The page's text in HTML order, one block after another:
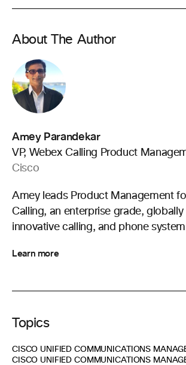
About The Author
Amey Parandekar
VP, Webex Calling Product
Cisco
Amey leads Product Management
Calling, an enterprise grade, globally
innovative calling, and phone
Learn more
Topics
CISCO UNIFIED COMMUNICATIONS
CISCO UNIFIED COMMUNICATIONS